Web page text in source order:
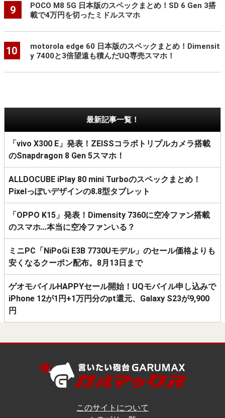
9
POCO M8 5G 日本版のスペックまとめ！SD 6 Gen 3搭
載で4万円を切ったミドルスマホ
10
motorola edge 60 日本版のスペックまとめ！Dimensit
y 7400と3倍望遠も積んだUQ専売スマホ！
最新記事一覧！
「vivo X300 E」発表！ZEISSコラボトリプルカメラ搭載
のSnapdragon 8 Gen 5スマホ！
ALLDOCUBE iPlay 80 mini Turboのスペックまとめ！
Pixelっぽいデザインの8.8型タブレット
「OPPO K15」発表！Dimensity 7360に空冷ファン搭載
のスマホ…本当に空冷ファンいる？
ミニPC「NiPoGi E3B 7730Uモデル」のセール価格よりも
安くなるクーポン配布。8月13日まで
ゲオモバイルHAPPYセール開始！UQモバイル申し込みで
iPhone 12が1円+1万円分のpt還元、Galaxy S23が9,900
円
このサイトについて